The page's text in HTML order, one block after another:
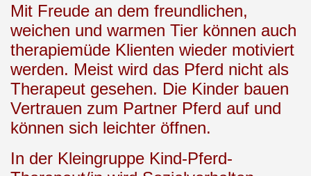
Mit Freude an dem freundlichen,
weichen und warmen Tier können auch
therapiemüde Klienten wieder motiviert
werden. Meist wird das Pferd nicht als
Therapeut gesehen. Die Kinder bauen
Vertrauen zum Partner Pferd auf und
können sich leichter öffnen.
In der Kleingruppe Kind-Pferd-